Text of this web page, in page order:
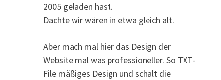
2005 geladen hast.
Dachte wir wären in etwa gleich alt.
Aber mach mal hier das Design der
Website mal was professioneller. So TXT-
File mäßiges Design und schalt die